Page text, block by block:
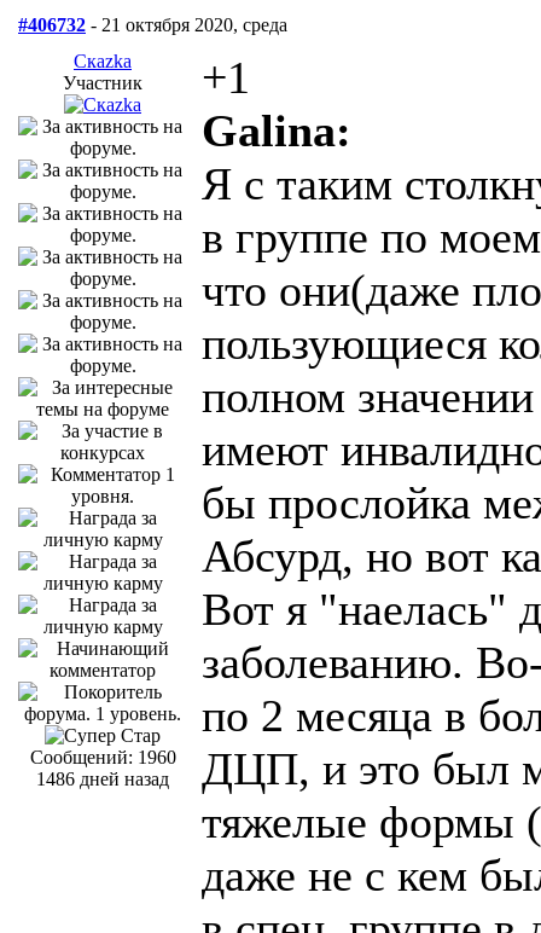
#406732 - 21 октября 2020, среда
Скаzka
Участник
Сообщений: 1960
1486 дней назад
+1
Galina:
Я с таким
в группе по
что они(даже
пользующиеся
полном
имеют
бы прослойка
Абсурд, но вот
Вот я "наелась"
заболеванию.
по 2 месяца в
ДЦП, и это был
тяжелые формы
даже не с кем